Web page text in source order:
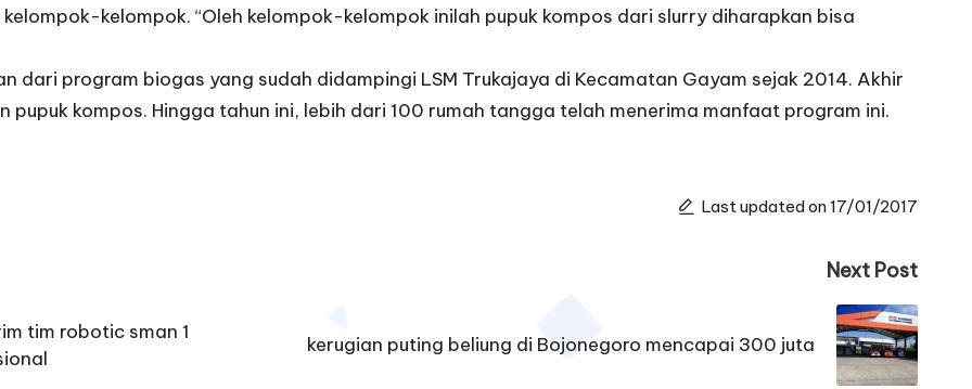
kelompok. “Oleh kelompok-kelompok inilah pupuk kompos dari slurry diharapkan bisa
dari program biogas yang sudah didampingi LSM Trukajaya di Kecamatan Gayam sejak 2014. Akhir
kompos. Hingga tahun ini, lebih dari 100 rumah tangga telah menerima manfaat program ini.
Last updated on 17/01/2017
tim robotic sman 1
Next Post
kerugian puting beliung di Bojonegoro mencapai 300 juta